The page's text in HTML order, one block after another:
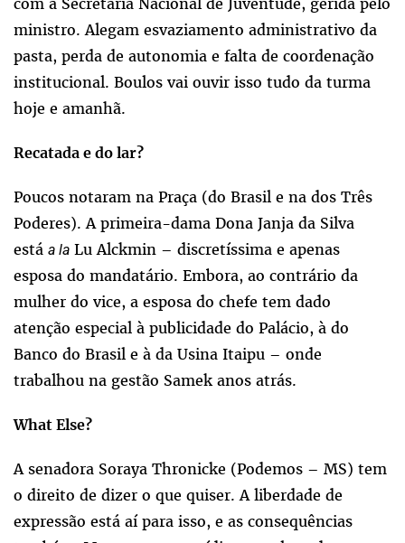
ministro. Alegam esvaziamento administrativo da
pasta, perda de autonomia e falta de coordenação
institucional. Boulos vai ouvir isso tudo da turma
hoje e amanhã.
Recatada e do lar?
Poucos notaram na Praça (do Brasil e na dos Três
Poderes). A primeira-dama Dona Janja da Silva
está a la Lu Alckmin – discretíssima e apenas
esposa do mandatário. Embora, ao contrário da
mulher do vice, a esposa do chefe tem dado
atenção especial à publicidade do Palácio, à do
Banco do Brasil e à da Usina Itaipu – onde
trabalhou na gestão Samek anos atrás.
What Else?
A senadora Soraya Thronicke (Podemos – MS) tem
o direito de dizer o que quiser. A liberdade de
expressão está aí para isso, e as consequências